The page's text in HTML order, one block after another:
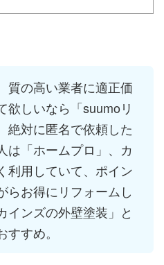
質の高い業者に適正価
欲しいなら「suumoリ
絶対に匿名で依頼した
は「ホームプロ」、カ
利用していて、ポイン
らお得にリフォームし
インズの外壁塗装」と
すめ。